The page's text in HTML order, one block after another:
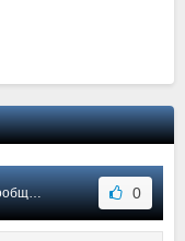
Локтаев (6 июня 2020 16:31) Сообщение #8 0